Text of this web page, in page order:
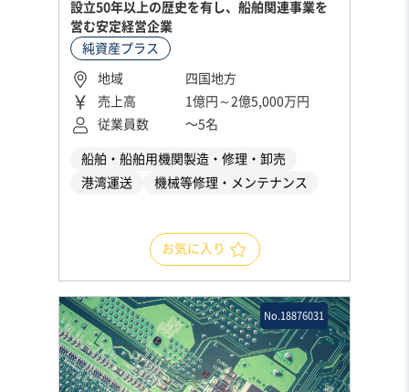
設立50年以上の歴史を有し、船舶関連事業を
営む安定経営企業
純資産プラス
地域
四国地方
売上高
1億円～2億5,000万円
従業員数
〜5名
船舶・船舶用機関製造・修理・卸売
港湾運送
機械等修理・メンテナンス
お気に入り
No.18876031